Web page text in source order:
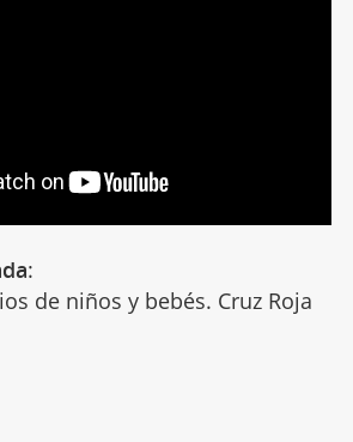
:
de niños y bebés. Cruz Roja